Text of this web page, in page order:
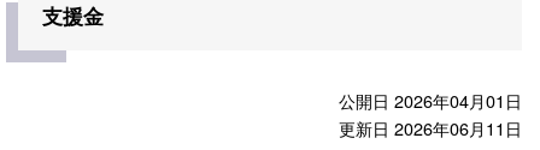
支援金
公開日 2026年04月01日
更新日 2026年06月11日